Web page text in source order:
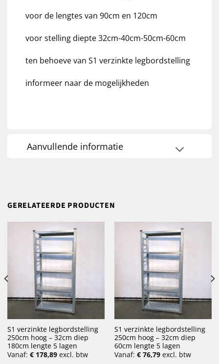
voor de lengtes van 90cm en 120cm
voor stelling diepte 32cm-40cm-50cm-60cm
ten behoeve van S1 verzinkte legbordstelling
informeer naar de mogelijkheden
Aanvullende informatie
GERELATEERDE PRODUCTEN
S1 verzinkte legbordstelling
250cm hoog – 32cm diep
180cm lengte 5 lagen
Vanaf: €178,89excl. btw
S1 verzinkte legbordstelling
250cm hoog – 32cm diep
60cm lengte 5 lagen
Vanaf: €76,79excl. btw